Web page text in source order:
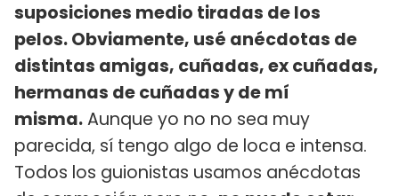
suposiciones medio tiradas de los
pelos. Obviamente, usé anécdotas de
distintas amigas, cuñadas, ex cuñadas,
hermanas de cuñadas y de mí
misma.Aunque yo no no sea muy
parecida, sí tengo algo de loca e intensa.
Todos los guionistas usamos anécdotas